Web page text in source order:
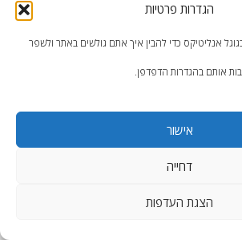
הגדרות פרטיות
אנליטיקס כדי להבין איך אתם גולשים באתר ולשפר
אותם בהגדרות הדפדפן.
אישור
דחייה
הצגת העדפות
WordPress Theme :